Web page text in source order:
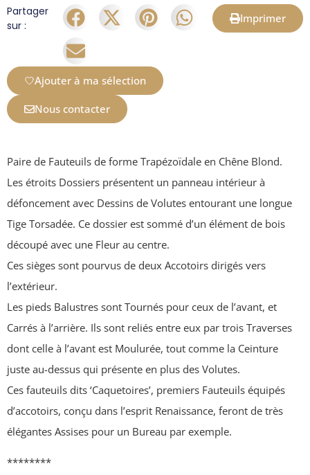
Partager
sur :
Imprimer
Ajouter à ma sélection
Nous contacter
Paire de Fauteuils de forme Trapézoïdale en Chêne Blond.
Les étroits Dossiers présentent un panneau intérieur à
défoncement avec Dessins de Volutes entourant une longue
Tige Torsadée. Ce dossier est sommé d’un élément de bois
découpé avec une Fleur au centre.
Ces sièges sont pourvus de deux Accotoirs dirigés vers
l’extérieur.
Les pieds Balustres sont Tournés pour ceux de l’avant, et
Carrés à l’arrière. Ils sont reliés entre eux par trois Traverses
dont celle à l’avant est Moulurée, tout comme la Ceinture
juste au-dessus qui présente en plus des Volutes.
Ces fauteuils dits ‘Caquetoires’, premiers Fauteuils équipés
d’accotoirs, conçu dans l’esprit Renaissance, feront de très
élégantes Assises pour un Bureau par exemple.
********